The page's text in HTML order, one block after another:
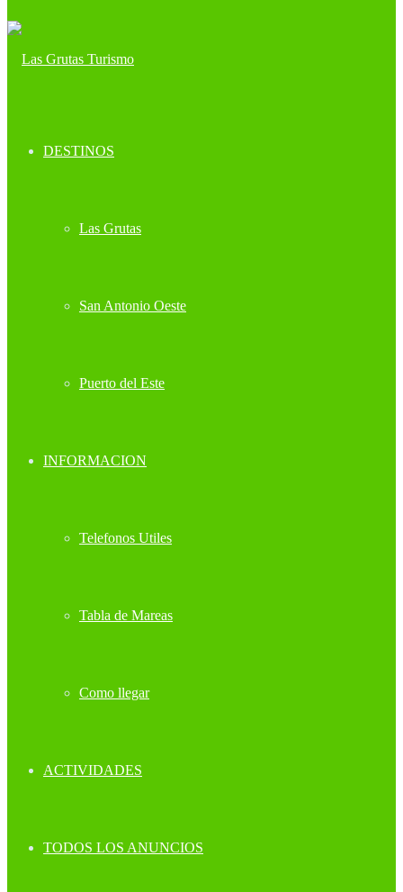
DESTINOS
Las Grutas
San Antonio Oeste
Puerto del Este
INFORMACION
Telefonos Utiles
Tabla de Mareas
Como llegar
ACTIVIDADES
TODOS LOS ANUNCIOS